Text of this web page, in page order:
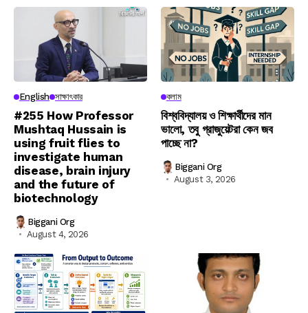
English সাক্ষাৎকার
#255 How Professor
Mushtaq Hussain is
using fruit flies to
investigate human
disease, brain injury
and the future of
biotechnology
Biggani Org
August 4, 2026
কলাম
বিশ্ববিদ্যালয় ও শিক্ষার্থীদের মান
ভালো, তবু গ্রাজুয়েটরা কেন জব
পাচ্ছে না?
Biggani Org
August 3, 2026